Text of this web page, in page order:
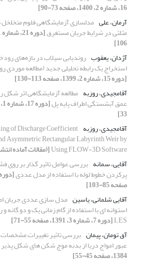
16، شماره 2، 1400، صفحه 73-90]
آرمان، علی مدلسازی آزمایشگاهی فلوم متخلخل
مثلثی در شرایط جریان مستغرق
106]
آژدان، یعقوب روندیابی سیلاب در بازه‌های
استخراج یک رابطه تحلیلی جدید (مطالعه موردی
[دوره 15، شماره 2، 1399، صفحه 113-130]
آقامجیدی، روزبه مطالعه آزمایشگاهی اثر شکل
عمق آبشستگی اطراف پایه پل
33]
آقامجیدی، روزبه of Discharge Coefficient
Asymmetric Rectangular Labyrinth Weir by
Using FLOW-3D Software[(مقالات آماده
آقایی، سمانه بررسی عوامل تاثیر گذار بر روی
پرکردن خطوط لوله‌ با استفاده از مدل عددی
صفحه 85-103]
آقایی شلمانی، یاسین مدل سازی عددی جریان
LES[دوره 7، شماره 3، 1391، صفحه 55-71]
آق تومان، پیمان بررسی تاثیر تغییرات مشخصات
عبور امواج دریا از بدنه موج شکن های شکل پذیر
1384، صفحه 45-55]